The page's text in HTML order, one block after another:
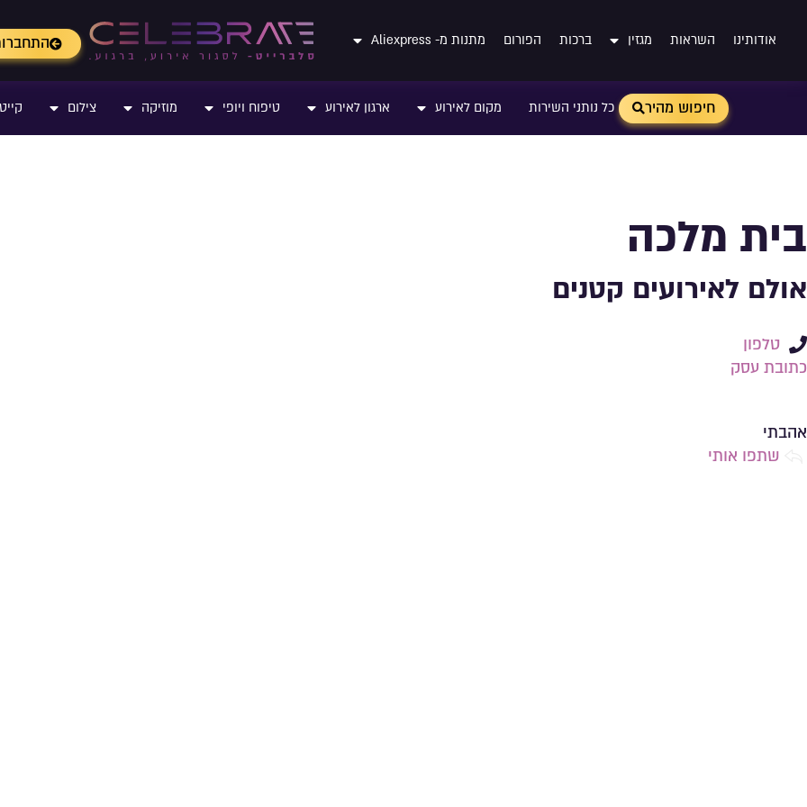
אודותינו השראות מגזין ברכות הפורום מתנות מ- Aliexpress
חיפוש מהיר כל נותני השירות מקום לאירוע ארגון לאירוע טיפוח ויופי מוזיקה צילום
בית מלכה
אולם לאירועים קטנים
טלפון
כתובת עסק
שמירה ברשימת מועדפים
אהבתי
שתפו אותי